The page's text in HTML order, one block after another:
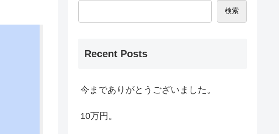
検索
Recent Posts
今までありがとうございました。
10万円。